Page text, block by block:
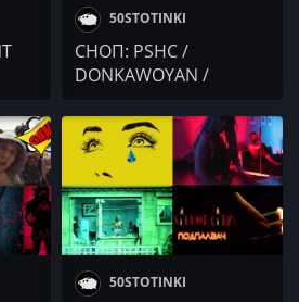
50STOTINKI
СНОП: PSHC /
DONKAWOYAN /
& Speechlesz / SILENT
CITY x Георги Кючуков
50STOTINKI